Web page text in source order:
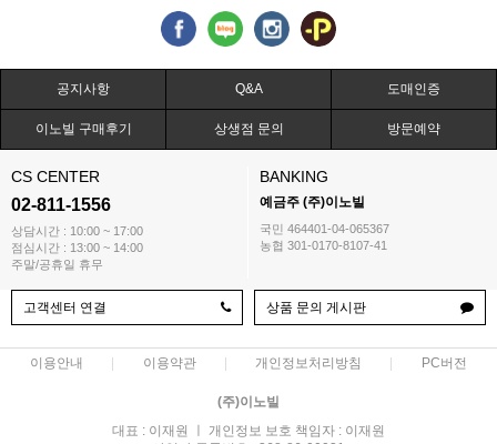
공지사항 Q&A 도매인증
이노빌 구매후기 상생점 문의 방문예약
CS CENTER
02-811-1556
상담시간 : 10:00 ~ 17:00
점심시간 : 13:00 ~ 14:00
주말/공휴일 휴무
BANKING
예금주 (주)이노빌
국민 464401-04-065367
농협 301-0170-8107-41
고객센터 연결 상품 문의 게시판
이용안내 이용약관 개인정보처리방침 PC버전
(주)이노빌
대표 : 이재원 ㅣ 개인정보 보호 책임자 : 이재원